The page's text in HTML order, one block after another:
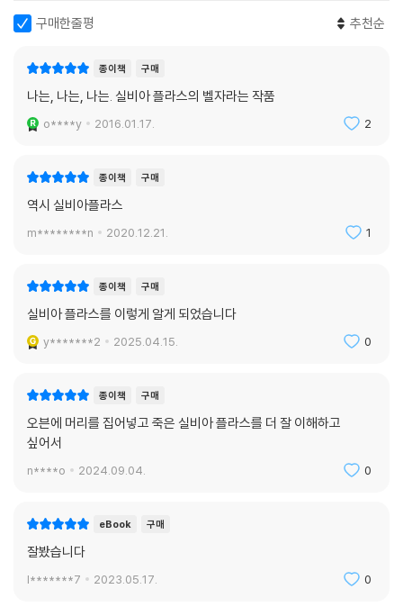
쓰”며 살았고 또 살아갈 예정이었던 인생은 누구의 것도 아니게 되어버린
가운데, 에스더는 자살을 기도한다.
은 그 누구도 목적지 이탈이나 탈선을 의심하지도 걱정하지도 않는다. 기
차는 언젠가, 목적지에 닿는다. 이는 자명한 사실이다. 기실 우리는 우리네
삶도 그렇다고 여기곤 한다. 하물며 전쟁이 끝나고 냉전에 돌입한 1950년
포착해 우리 앞에 조용히 펼친다. 『벨 자』가 미국 소설의 고전으로 꼽히는
이유도 바로 여기에 있다.
벨 자 너머의 진정한 해방을 갈구하는 목소리
앞서 말했듯 『벨 자』는 20세기 후반의 여성주의와 여성운동의 상징 중 하
봉사하며 살아온 버디의 엄마 등은 하나같이 에스더의 삶을 지루한 방식으
로 규정하려 든다.
그가 늘 “남자가 원하는 것은 반려자이고 여자가 원하는 것은 끝없는 안정
-100쪽
구매한줄평 추천순
종이책 구매
나는, 나는, 나는. 실비아 플라스의 벨자라는 작품
o****y 2016.01.17. 2
종이책 구매
역시 실비아플라스
m********n 2020.12.21. 1
종이책 구매
실비아 플라스를 이렇게 알게 되었습니다
y*******2 2025.04.15. 0
종이책 구매
오븐에 머리를 집어넣고 죽은 실비아 플라스를 더 잘 이해하고
싶어서
n****o 2024.09.04. 0
eBook 구매
잘봤습니다
l*******7 2023.05.17. 0